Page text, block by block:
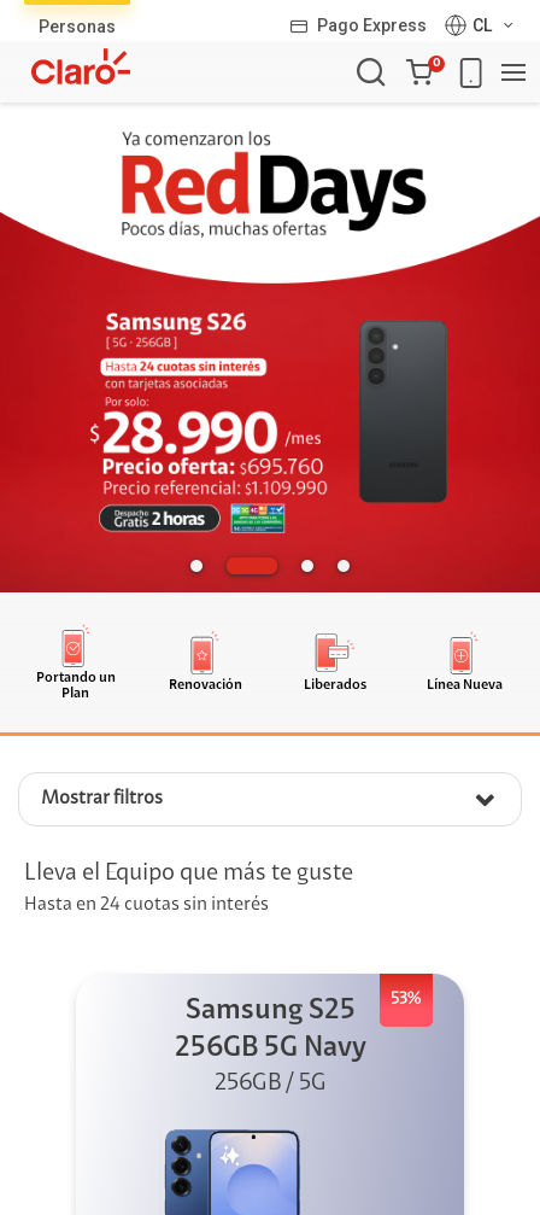
Personas Pago Express
CL
Carro
de
0
Portando un
Plan
Renovación Liberados Línea Nueva
Mostrar filtros
productos
Lleva el Equipo que más te guste
Hasta en 24 cuotas sin interés
53%
Samsung S25
256GB 5G Navy
256GB / 5G